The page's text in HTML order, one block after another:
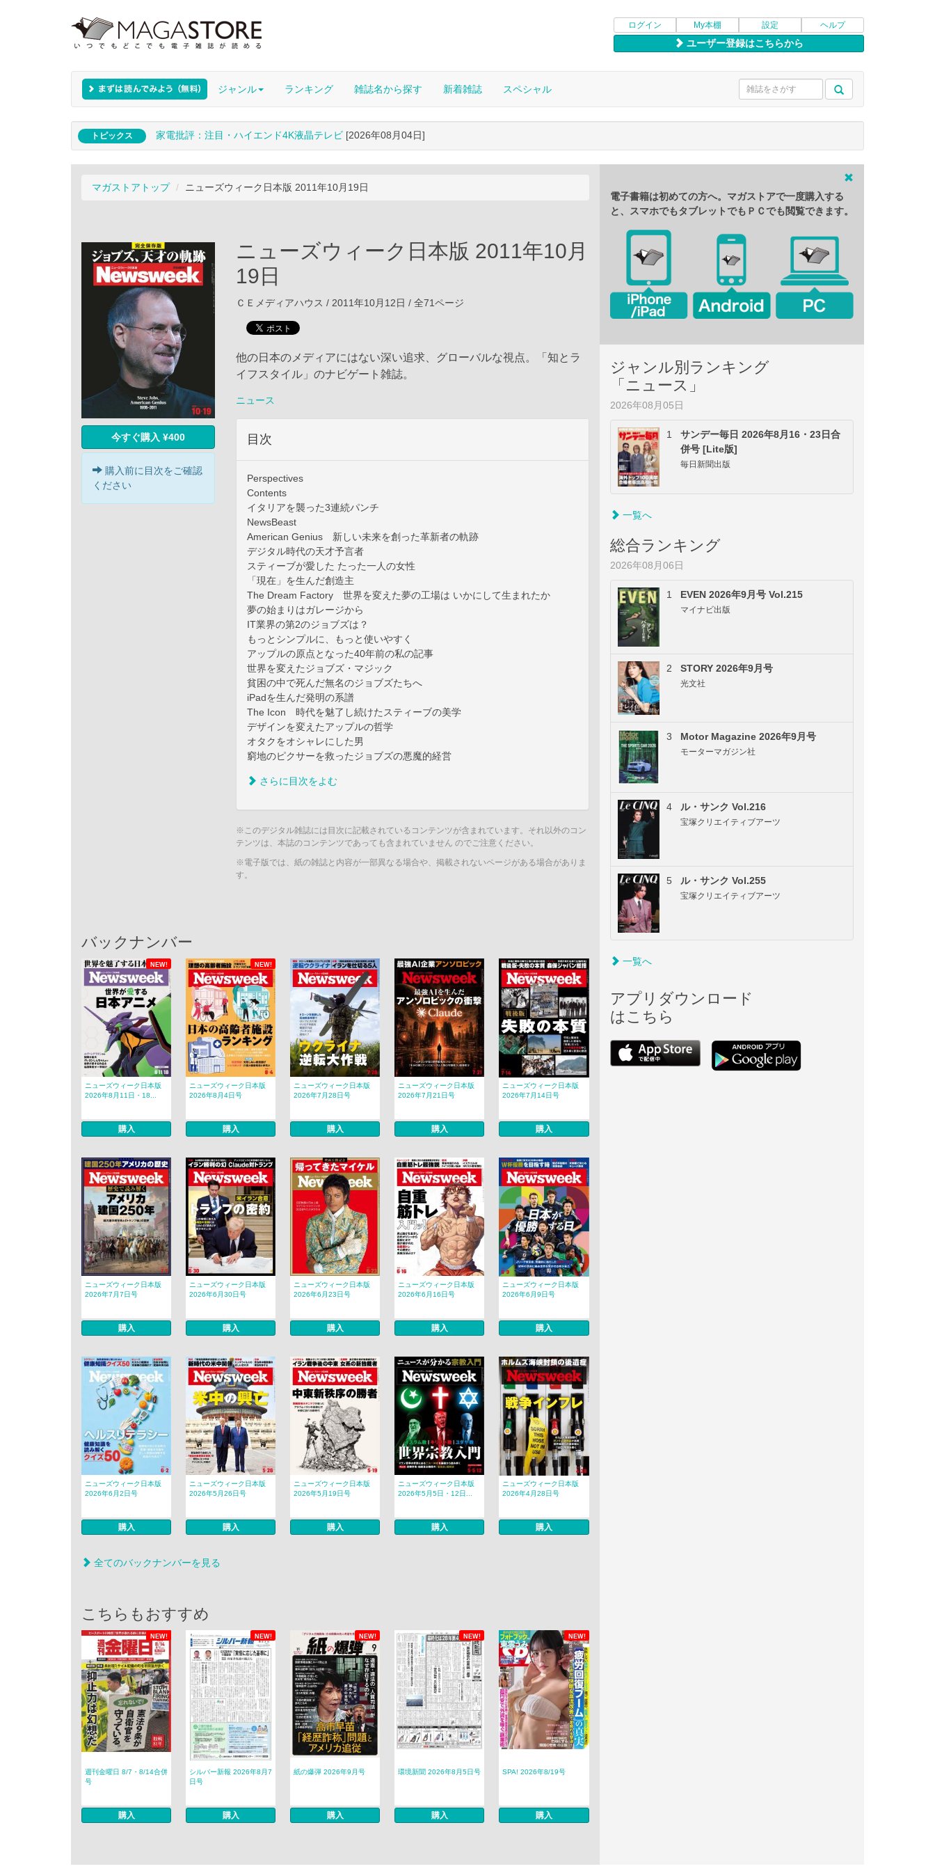
ログイン My本棚 設定 ヘルプ
ユーザー登録はこちらから
ジャンル ランキング 雑誌名から探す 新着雑誌 スペシャル
トピックス 家電批評：注目・ハイエンド4K液晶テレビ [2026年08月04日]
マガストアトップ ニューズウィーク日本版 2011年10月19日
今すぐ購入 ¥400
購入前に目次をご確認
ください
ニューズウィーク日本版 2011年10月
19日
ＣＥメディアハウス / 2011年10月12日 / 全71ページ
他の日本のメディアにはない深い追求、グローバルな視点。「知とラ
イフスタイル」のナビゲート雑誌。
ニュース
目次
Perspectives
Contents
イタリアを襲った3連続パンチ
NewsBeast
American Genius 新しい未来を創った革新者の軌跡
デジタル時代の天才予言者
スティーブが愛した たった一人の女性
「現在」を生んだ創造主
The Dream Factory 世界を変えた夢の工場は いかにして生まれたか
夢の始まりはガレージから
IT業界の第2のジョブズは？
もっとシンプルに、もっと使いやすく
アップルの原点となった40年前の私の記事
世界を変えたジョブズ・マジック
貧困の中で死んだ無名のジョブズたちへ
iPadを生んだ発明の系譜
The Icon 時代を魅了し続けたスティーブの美学
デザインを変えたアップルの哲学
オタクをオシャレにした男
窮地のピクサーを救ったジョブズの悪魔的経営
さらに目次をよむ
※このデジタル雑誌には目次に記載されているコンテンツが含まれています。それ以外のコン
テンツは、本誌のコンテンツであっても含まれていません のでご注意ください。
※電子版では、紙の雑誌と内容が一部異なる場合や、掲載されないページがある場合がありま
す。
バックナンバー
NEW! NEW!
ニューズウィーク日本版
2026年8月11日・18...
購入
ニューズウィーク日本版
2026年8月4日号
購入
ニューズウィーク日本版
2026年7月28日号
購入
ニューズウィーク日本版
2026年7月21日号
購入
ニューズウィーク日本版
2026年7月14日号
購入
ニューズウィーク日本版
2026年7月7日号
購入
ニューズウィーク日本版
2026年6月30日号
購入
ニューズウィーク日本版
2026年6月23日号
購入
ニューズウィーク日本版
2026年6月16日号
購入
ニューズウィーク日本版
2026年6月9日号
購入
ニューズウィーク日本版
2026年6月2日号
購入
ニューズウィーク日本版
2026年5月26日号
購入
ニューズウィーク日本版
2026年5月19日号
購入
ニューズウィーク日本版
2026年5月5日・12日...
購入
ニューズウィーク日本版
2026年4月28日号
購入
全てのバックナンバーを見る
こちらもおすすめ
NEW! NEW! NEW! NEW! NEW!
週刊金曜日 8/7・8/14合併
号
購入
シルバー新報 2026年8月7
日号
購入
紙の爆弾 2026年9月号
購入
環境新聞 2026年8月5日号
購入
SPA! 2026年8/19号
購入
電子書籍は初めての方へ。マガストアで一度購入する
と、スマホでもタブレットでもＰＣでも閲覧できます。
ジャンル別ランキング
「ニュース」
2026年08月05日
1
サンデー毎日 2026年8月16・23日合
併号 [Lite版]
毎日新聞出版
一覧へ
総合ランキング
2026年08月06日
1 EVEN 2026年9月号 Vol.215
マイナビ出版
2 STORY 2026年9月号
光文社
3 Motor Magazine 2026年9月号
モーターマガジン社
4 ル・サンク Vol.216
宝塚クリエイティブアーツ
5 ル・サンク Vol.255
宝塚クリエイティブアーツ
一覧へ
アプリダウンロード
はこちら